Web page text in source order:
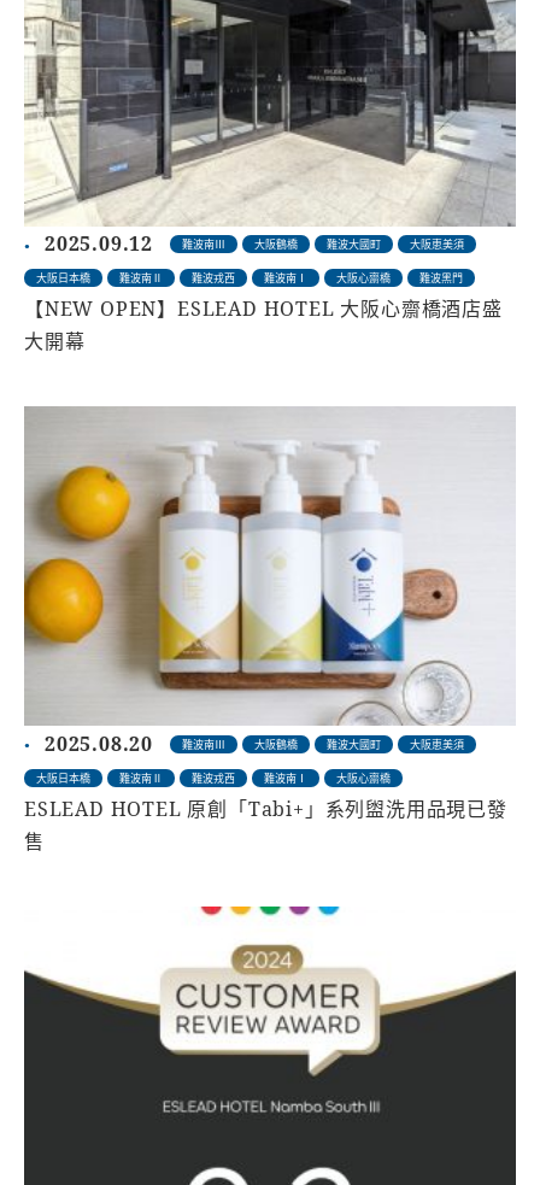
2025.09.12 難波南Ⅲ 大阪鶴橋 難波大國町 大阪恵美須
大阪日本橋 難波南Ⅱ 難波戎西 難波南Ⅰ 大阪心齋橋 難波黑門
【NEW OPEN】ESLEAD HOTEL 大阪心齋橋酒店盛
大開幕
2025.08.20 難波南Ⅲ 大阪鶴橋 難波大國町 大阪恵美須
大阪日本橋 難波南Ⅱ 難波戎西 難波南Ⅰ 大阪心齋橋
ESLEAD HOTEL 原創「Tabi+」系列盥洗用品現已發
售